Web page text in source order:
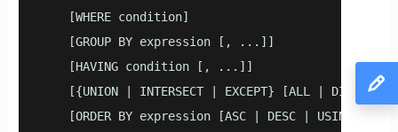
    [WHERE condition]
    [GROUP BY expression [, ...]]
    [HAVING condition [, ...]]
[{UNION | INTERSECT | EXCEPT} [ALL | DISTINCT
[ORDER BY expression [ASC | DESC | USING